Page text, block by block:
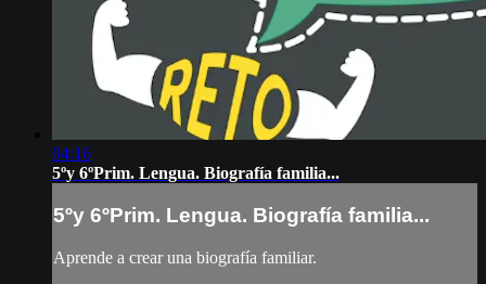
04:16
5ºy 6ºPrim. Lengua. Biografía familia...
5ºy 6ºPrim. Lengua. Biografía familia...
Aprende a crear una biografía familiar.